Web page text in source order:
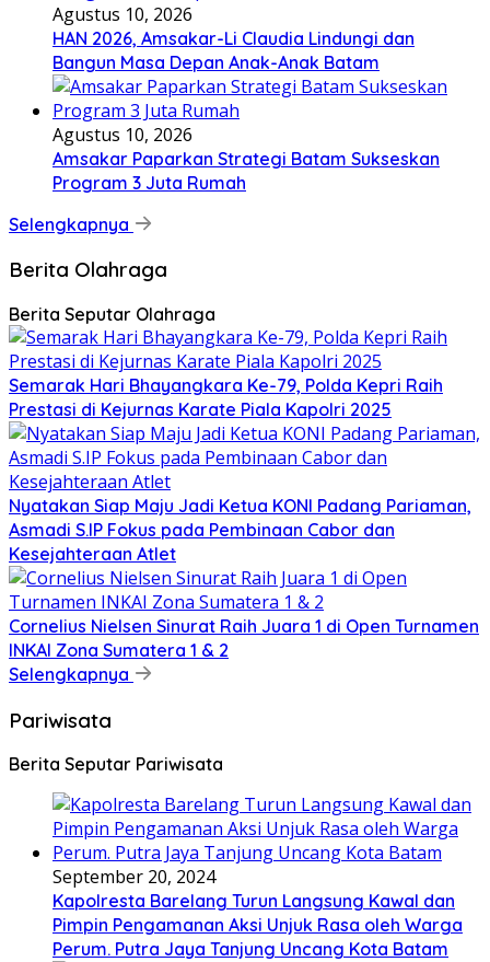
Agustus 10, 2026
HAN 2026, Amsakar-Li Claudia Lindungi dan
Bangun Masa Depan Anak-Anak Batam
Agustus 10, 2026
Amsakar Paparkan Strategi Batam Sukseskan
Program 3 Juta Rumah
Selengkapnya
Berita Olahraga
Berita Seputar Olahraga
Semarak Hari Bhayangkara Ke-79, Polda Kepri Raih
Prestasi di Kejurnas Karate Piala Kapolri 2025
Nyatakan Siap Maju Jadi Ketua KONI Padang Pariaman,
Asmadi S.IP Fokus pada Pembinaan Cabor dan
Kesejahteraan Atlet
Cornelius Nielsen Sinurat Raih Juara 1 di Open Turnamen
INKAI Zona Sumatera 1 & 2
Selengkapnya
Pariwisata
Berita Seputar Pariwisata
September 20, 2024
Kapolresta Barelang Turun Langsung Kawal dan
Pimpin Pengamanan Aksi Unjuk Rasa oleh Warga
Perum. Putra Jaya Tanjung Uncang Kota Batam